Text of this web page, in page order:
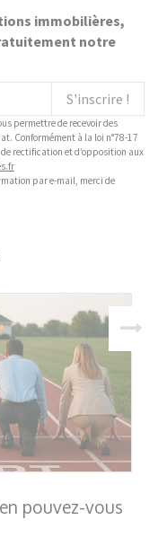
immobilières,
notre
S'inscrire !
permettre de recevoir des
Conformément à la loi n°78-17
rectification et d’opposition aux
par e-mail, merci de
pouvez-vous